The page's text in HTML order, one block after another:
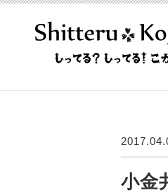
小金